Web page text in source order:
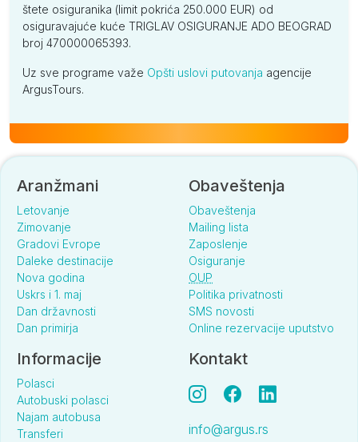
štete osiguranika (limit pokrića 250.000 EUR) od
osiguravajuće kuće TRIGLAV OSIGURANJE ADO BEOGRAD
broj 470000065393.
Uz sve programe važe Opšti uslovi putovanja agencije
ArgusTours.
Aranžmani
Letovanje
Zimovanje
Gradovi Evrope
Daleke destinacije
Nova godina
Uskrs i 1. maj
Dan državnosti
Dan primirja
Obaveštenja
Obaveštenja
Mailing lista
Zaposlenje
Osiguranje
OUP
Politika privatnosti
SMS novosti
Online rezervacije uputstvo
Informacije
Polasci
Autobuski polasci
Najam autobusa
Transferi
Kontakt
info@argus.rs